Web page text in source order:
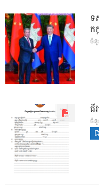
ទ
ក
ចំនួ
ជី
ចំ